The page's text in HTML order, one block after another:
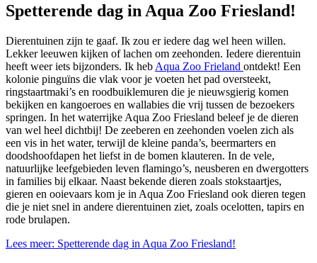
Spetterende dag in Aqua Zoo Friesland!
Dierentuinen zijn te gaaf. Ik zou er iedere dag wel heen willen.
Lekker leeuwen kijken of lachen om zeehonden. Iedere dierentuin
heeft weer iets bijzonders. Ik heb Aqua Zoo Frieland ontdekt! Een
kolonie pinguïns die vlak voor je voeten het pad oversteekt,
ringstaartmaki’s en roodbuiklemuren die je nieuwsgierig komen
bekijken en kangoeroes en wallabies die vrij tussen de bezoekers
springen. In het waterrijke Aqua Zoo Friesland beleef je de dieren
van wel heel dichtbij! De zeeberen en zeehonden voelen zich als
een vis in het water, terwijl de kleine panda’s, beermarters en
doodshoofdapen het liefst in de bomen klauteren. In de vele,
natuurlijke leefgebieden leven flamingo’s, neusberen en dwergotters
in families bij elkaar. Naast bekende dieren zoals stokstaartjes,
gieren en ooievaars kom je in Aqua Zoo Friesland ook dieren tegen
die je niet snel in andere dierentuinen ziet, zoals ocelotten, tapirs en
rode brulapen.
Lees meer: Spetterende dag in Aqua Zoo Friesland!